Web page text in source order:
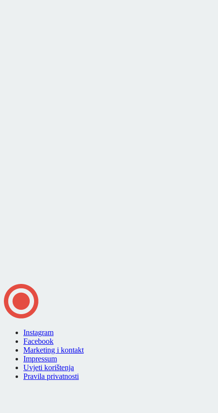
Instagram
Facebook
Marketing i kontakt
Impressum
Uvjeti korištenja
Pravila privatnosti